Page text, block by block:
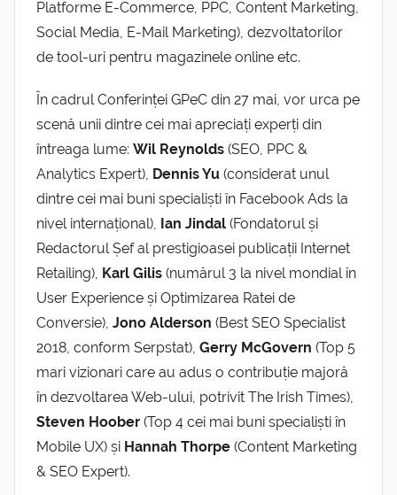
Platforme E-Commerce, PPC, Content Marketing,
Social Media, E-Mail Marketing), dezvoltatorilor
de tool-uri pentru magazinele online etc.
În cadrul Conferinței GPeC din 27 mai, vor urca pe
scenă unii dintre cei mai apreciați experți din
întreaga lume: Wil Reynolds (SEO, PPC &
Analytics Expert), Dennis Yu (considerat unul
dintre cei mai buni specialiști în Facebook Ads la
nivel internațional), Ian Jindal (Fondatorul și
Redactorul Șef al prestigioasei publicații Internet
Retailing), Karl Gilis (numărul 3 la nivel mondial în
User Experience și Optimizarea Ratei de
Conversie), Jono Alderson (Best SEO Specialist
2018, conform Serpstat), Gerry McGovern (Top 5
mari vizionari care au adus o contribuție majoră
în dezvoltarea Web-ului, potrivit The Irish Times),
Steven Hoober (Top 4 cei mai buni specialiști în
Mobile UX) și Hannah Thorpe (Content Marketing
& SEO Expert).